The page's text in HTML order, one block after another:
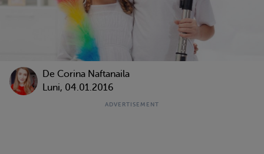
De Corina Naftanaila
Luni, 04.01.2016